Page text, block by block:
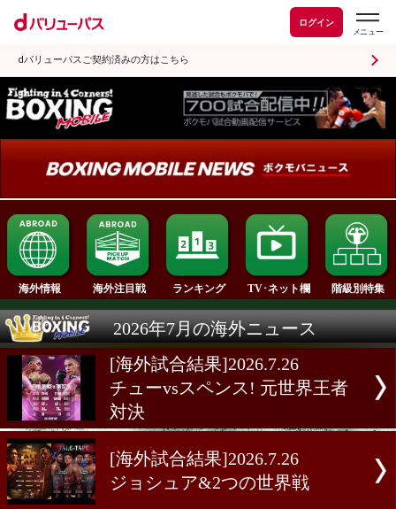
ログイン
dバリューパスご契約済みの方はこちら
海外情報 海外注目戦 ランキング TV･ネット欄
2026年7月の海外ニュース
[海外試合結果]2026.7.26
チューvsスペンス! 元世界
対決